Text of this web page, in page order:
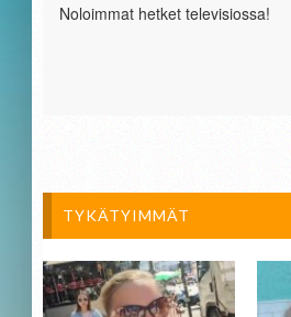
Noloimmat hetket televisiossa!
TYKÄTYIMMÄT